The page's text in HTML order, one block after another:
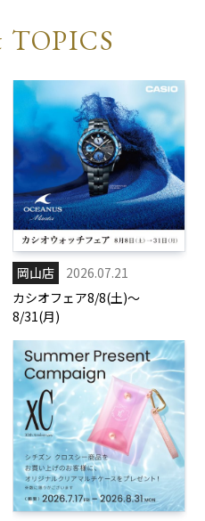
TOPICS
岡山店
2026.07.21
カシオフェア8/8(土)～
8/31(月)